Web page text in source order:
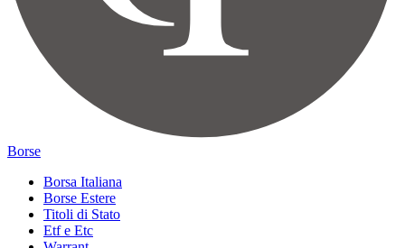
Borse
Borsa Italiana
Borse Estere
Titoli di Stato
Etf e Etc